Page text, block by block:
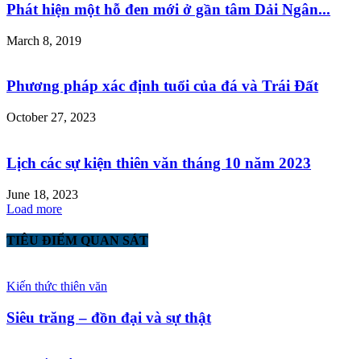
Phát hiện một hỗ đen mới ở gần tâm Dải Ngân...
March 8, 2019
Phương pháp xác định tuổi của đá và Trái Đất
October 27, 2023
Lịch các sự kiện thiên văn tháng 10 năm 2023
June 18, 2023
Load more
TIÊU ĐIỂM QUAN SÁT
Kiến thức thiên văn
Siêu trăng – đồn đại và sự thật